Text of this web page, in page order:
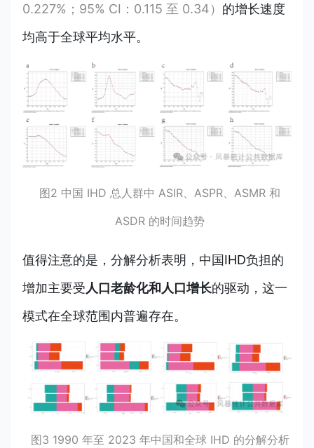
0.227%；95% CI：0.115 至 0.34） 的增长速度
均高于全球平均水平。
图2 中国 IHD 总人群中 ASIR、ASPR、ASMR 和
ASDR 的时间趋势
值得注意的是，分解分析表明，中国IHD负担的
增加主要受人口老龄化和人口增长的驱动，这一
模式在全球范围内普遍存在。
图3 1990 年至 2023 年中国和全球 IHD 的分解分析